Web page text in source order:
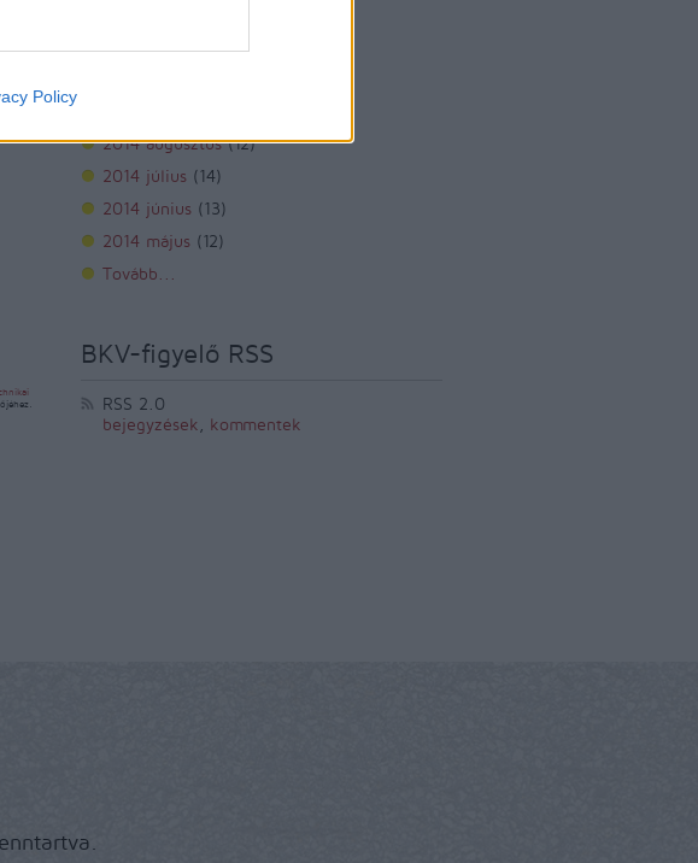
Policy
2014 augusztus (12)
2014 július (14)
2014 június (13)
2014 május (12)
Tovább
BKV-figyelő RSS
RSS 2.0
bejegyzések
kommentek